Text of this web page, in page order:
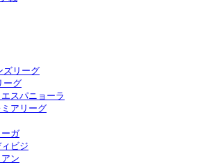
ズリーグ
ーグ
スパニョーラ
アリーグ
ーガ
ビジ
ン